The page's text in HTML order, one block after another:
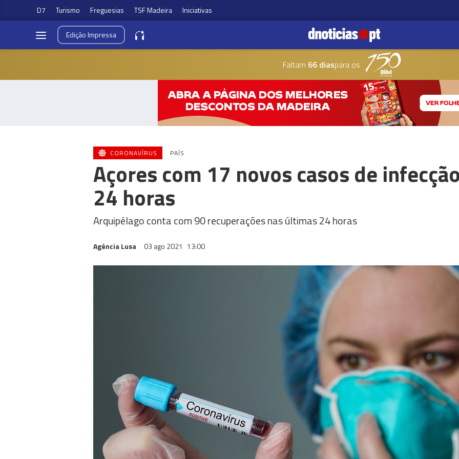
D7 Turismo Freguesias TSF Madeira Iniciativas
EdiçãoImpressa
Faltam 66 diaspara os
CORONAVÍRUS PAÍS
Açores com 17 novos casos de
24 horas
Arquipélago conta com 90 recuperações nas últimas 24 horas
Agência Lusa 03 ago 2021 13:00